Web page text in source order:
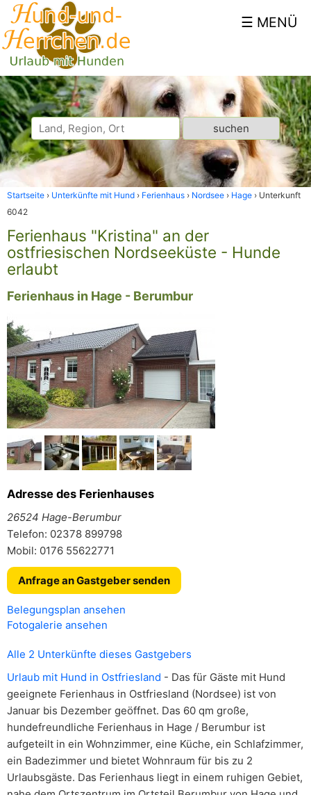
Startseite Unterkünfte mit Hund Ferienhaus Nordsee Hage
Unterkunft
6042
Ferienhaus "Kristina" an der
ostfriesischen Nordseeküste - Hunde
erlaubt
Ferienhaus in Hage - Berumbur
Adresse des Ferienhauses
26524 Hage-Berumbur
Telefon: 02378 899798
Mobil: 0176 55622771
Anfrage an Gastgeber senden
Belegungsplan ansehen
Fotogalerie ansehen
Alle 2 Unterkünfte dieses Gastgebers
Urlaub mit Hund in Ostfriesland - Das für Gäste mit Hund
geeignete Ferienhaus in Ostfriesland (Nordsee) ist von
Januar bis Dezember geöffnet. Das 60 qm große,
hundefreundliche Ferienhaus in Hage / Berumbur ist
aufgeteilt in ein Wohnzimmer, eine Küche, ein Schlafzimmer,
ein Badezimmer und bietet Wohnraum für bis zu 2
Urlaubsgäste. Das Ferienhaus liegt in einem ruhigen Gebiet,